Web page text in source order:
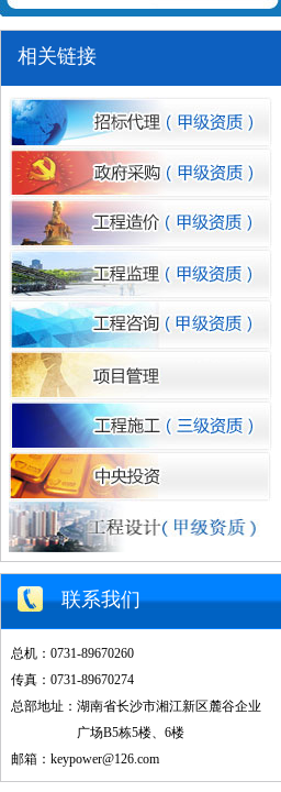
相关链接
联系我们
总机：0731-89670260
传真：0731-89670274
总部地址：湖南省长沙市湘江新区麓谷企业
广场B5栋5楼、6楼
邮箱：keypower@126.com